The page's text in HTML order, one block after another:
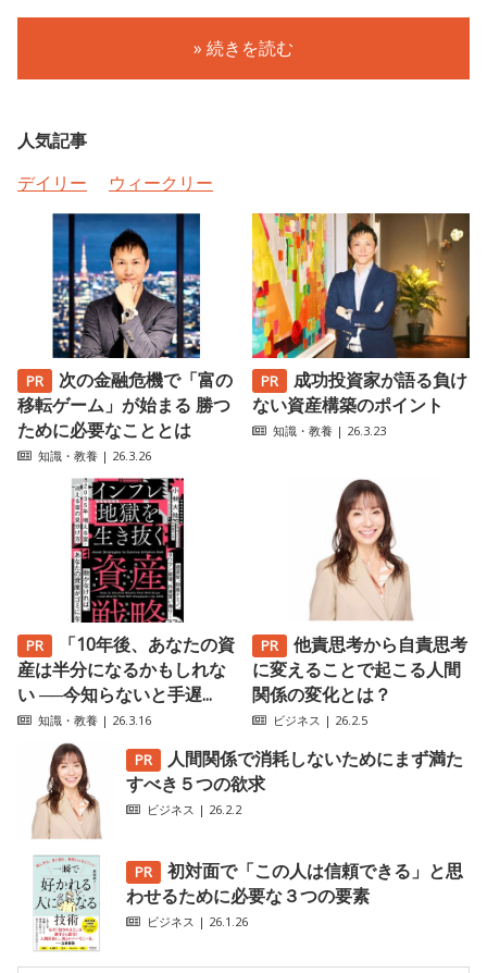
» 続きを読む
人気記事
デイリー
ウィークリー
次の金融危機で「富の
移転ゲーム」が始まる 勝つ
ために必要なこととは
知識・教養 | 26.3.26
成功投資家が語る負け
ない資産構築のポイント
知識・教養 | 26.3.23
「10年後、あなたの資
産は半分になるかもしれな
い ──今知らないと手遅...
知識・教養 | 26.3.16
他責思考から自責思考
に変えることで起こる人間
関係の変化とは？
ビジネス | 26.2.5
人間関係で消耗しないためにまず満た
すべき５つの欲求
ビジネス | 26.2.2
初対面で「この人は信頼できる」と思
わせるために必要な３つの要素
ビジネス | 26.1.26